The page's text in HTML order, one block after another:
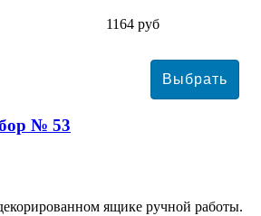
1164 руб
№ 53
ящике ручной работы.